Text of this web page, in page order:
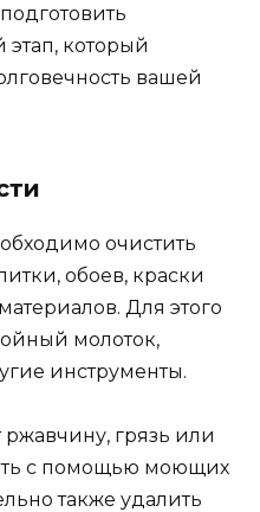
этап, который
вашей
очистить
обоев, краски
Для этого
молоток,
инструменты.
грязь или
с помощью моющих
также удалить